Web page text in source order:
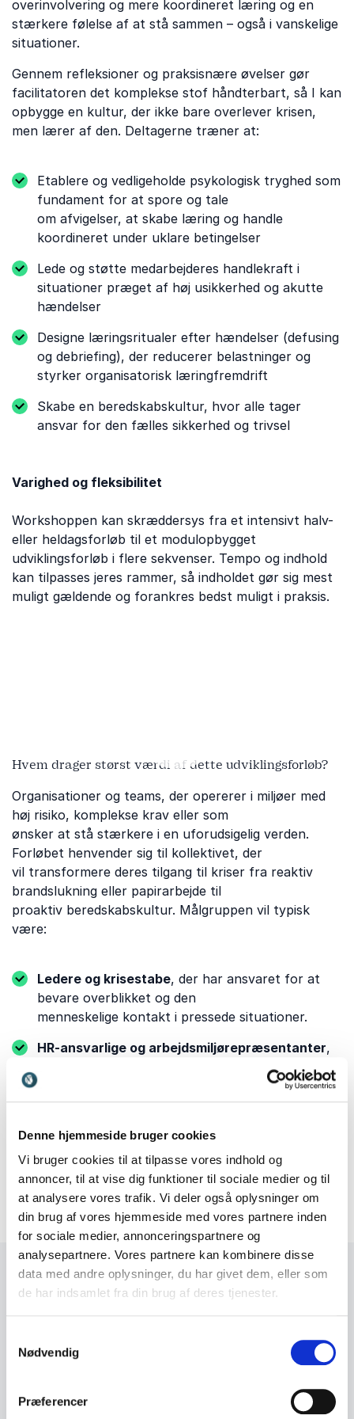
Denne hjemmeside bruger cookies
Vi bruger cookies til at tilpasse vores indhold og
annoncer, til at vise dig funktioner til sociale medier og til
at analysere vores trafik. Vi deler også oplysninger om
din brug af vores hjemmeside med vores partnere inden
for sociale medier, annonceringspartnere og
analysepartnere. Vores partnere kan kombinere disse
data med andre oplysninger, du har givet dem, eller som
de har indsamlet fra din brug af deres tjenester.
Nødvendig
Præferencer
overinvolvering og mere koordineret læring og en
stærkere følelse af at stå sammen – også i vanskelige
situationer.
Gennem refleksioner og praksisnære øvelser gør
facilitatoren det komplekse stof håndterbart, så I kan
opbygge en kultur, der ikke bare overlever krisen,
men lærer af den. Deltagerne træner at:
Etablere og vedligeholde psykologisk tryghed som
fundament for at spore og tale
om afvigelser, at skabe læring og handle
koordineret under uklare betingelser
Lede og støtte medarbejderes handlekraft i
situationer præget af høj usikkerhed og akutte
hændelser
Designe læringsritualer efter hændelser (defusing
og debriefing), der reducerer belastninger og
styrker organisatorisk læringfremdrift
Skabe en beredskabskultur, hvor alle tager
ansvar for den fælles sikkerhed og trivsel
Varighed og fleksibilitet
Workshoppen kan skræddersys fra et intensivt halv-
eller heldagsforløb til et modulopbygget
udviklingsforløb i flere sekvenser. Tempo og indhold
kan tilpasses jeres rammer, så indholdet gør sig mest
muligt gældende og forankres bedst muligt i praksis.
Afspil
Hvem drager størst værdi af dette udviklingsforløb?
Organisationer og teams, der opererer i miljøer med
høj risiko, komplekse krav eller som
ønsker at stå stærkere i en uforudsigelig verden.
Forløbet henvender sig til kollektivet, der
vil transformere deres tilgang til kriser fra reaktiv
brandslukning eller papirarbejde til
proaktiv beredskabskultur. Målgruppen vil typisk
være:
Ledere og krisestabe, der har ansvaret for at
bevare overblikket og den
menneskelige kontakt i pressede situationer.
HR-ansvarlige og arbejdsmiljørepræsentanter,
tryghed og forebygge mistrivsel efter kritiske
hændelser.
Tværfaglige teams, der skal kunne fungere
sammen under tidspres og
komplekse forhold.
Opbygning
Nedenstående angiver den vejledende struktur og
Modul 1: Beredskabskultur og psykologisk